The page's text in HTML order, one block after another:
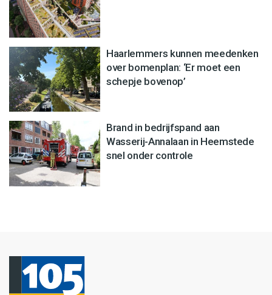
Haarlemmers kunnen meedenken
over bomenplan: ‘Er moet een
schepje bovenop’
Brand in bedrijfspand aan
Wasserij-Annalaan in Heemstede
snel onder controle